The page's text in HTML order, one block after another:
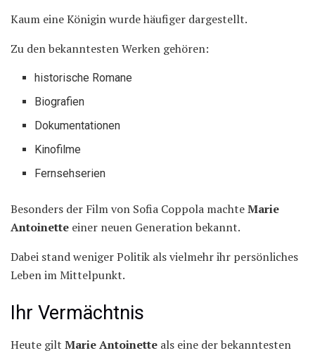
Kaum eine Königin wurde häufiger dargestellt.
Zu den bekanntesten Werken gehören:
historische Romane
Biografien
Dokumentationen
Kinofilme
Fernsehserien
Besonders der Film von Sofia Coppola machteMarie
Antoinette einer neuen Generation bekannt.
Dabei stand weniger Politik als vielmehr ihr persönliches
Leben im Mittelpunkt.
Ihr Vermächtnis
Heute gilt Marie Antoinette als eine der bekanntesten